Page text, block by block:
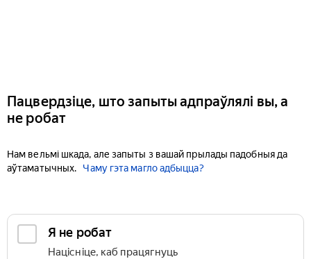
Пацвердзіце, што запыты адпраўлялі вы, а
не робат
Нам вельмі шкада, але запыты з вашай прылады падобныя да
аўтаматычных.
Чаму гэта магло адбыцца?
Я не робат
Націсніце, каб працягнуць